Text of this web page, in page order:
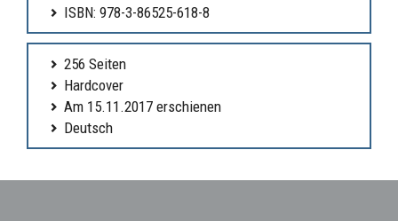
ISBN: 978-3-86525-618-8
256 Seiten
Hardcover
Am 15.11.2017 erschienen
Deutsch